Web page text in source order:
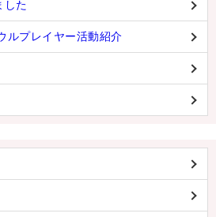
した
ルプレイヤー活動紹介